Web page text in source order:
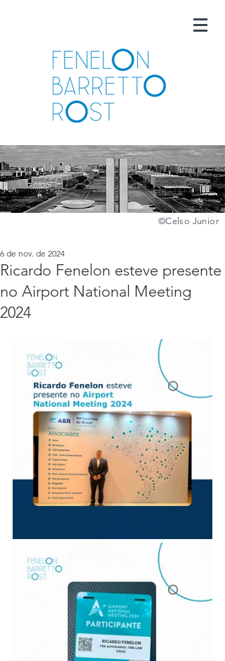
©️Celso Junior
Ricardo Fenelon esteve presente
no Airport National Meeting
2024
6 de nov. de 2024